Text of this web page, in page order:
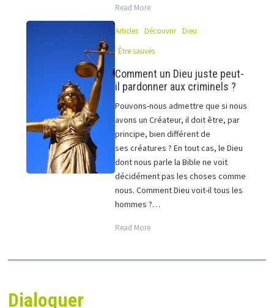
Read More
Articles Découvrir Dieu
Être sauvés
Comment un Dieu juste peut-
il pardonner aux criminels ?
Pouvons-nous admettre que si nous
avons un Créateur, il doit être, par
principe, bien différent de
ses créatures ? En tout cas, le Dieu
dont nous parle la Bible ne voit
décidément pas les choses comme
nous. Comment Dieu voit-il tous les
hommes ?…
Read More
Dialoguer